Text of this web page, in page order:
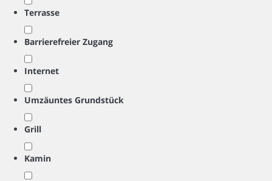
Terrasse
Barrierefreier Zugang
Internet
Umzäuntes Grundstück
Grill
Kamin